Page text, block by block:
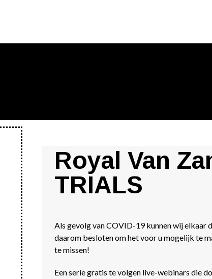
Royal Van
TRIALS
Als gevolg van COVID-19 kunnen wij elkaar
daarom besloten om het voor u mogelijk te
te missen!
Een serie gratis te volgen live-webinars die